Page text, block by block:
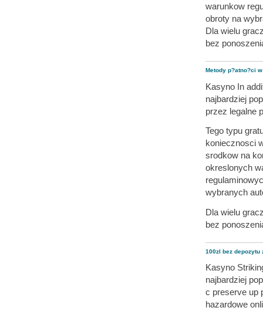
warunkow
obroty na
Dla wielu
bez
Metody p?atno?ci
Kasyno In
najbardziej
przez legalne
Tego typu
koniecznosci
srodkow na
okreslonych
wybranych
Dla wielu
bez
100zl bez depozytu
Kasyno
najbardziej
c preserve up
hazardowe